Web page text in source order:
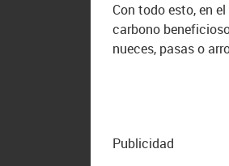
Con todo esto, en
carbono
nueces, pasas o
Publicidad